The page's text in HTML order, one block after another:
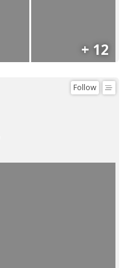
+ 12
Follow